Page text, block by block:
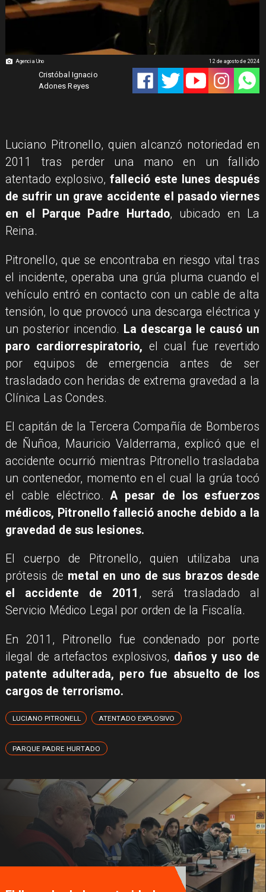
Agencia Uno
Cristóbal Ignacio
Adones Reyes
12 de agosto de 2024
Luciano Pitronello, quien alcanzó notoriedad en
2011 tras perder una mano en un fallido
atentado explosivo, falleció este lunes después
de sufrir un grave accidente el pasado viernes
en el Parque Padre Hurtado, ubicado en La
Reina.
Pitronello, que se encontraba en riesgo vital tras
el incidente, operaba una grúa pluma cuando el
vehículo entró en contacto con un cable de alta
tensión, lo que provocó una descarga eléctrica y
un posterior incendio. La descarga le causó un
paro cardiorrespiratorio, el cual fue revertido
por equipos de emergencia antes de ser
trasladado con heridas de extrema gravedad a la
Clínica Las Condes.
El capitán de la Tercera Compañía de Bomberos
de Ñuñoa, Mauricio Valderrama, explicó que el
accidente ocurrió mientras Pitronello trasladaba
un contenedor, momento en el cual la grúa tocó
el cable eléctrico.A pesar de los esfuerzos
médicos, Pitronello falleció anoche debido a la
gravedad de sus lesiones.
El cuerpo de Pitronello, quien utilizaba una
prótesis de metal en uno de sus brazos desde
el accidente de 2011 , será trasladado al
Servicio Médico Legal por orden de la Fiscalía.
En 2011, Pitronello fue condenado por porte
ilegal de artefactos explosivos, daños y uso de
patente adulterada, pero fue absuelto de los
cargos de terrorismo.
LUCIANO PITRONELL ATENTADO EXPLOSIVO
PARQUE PADRE HURTADO